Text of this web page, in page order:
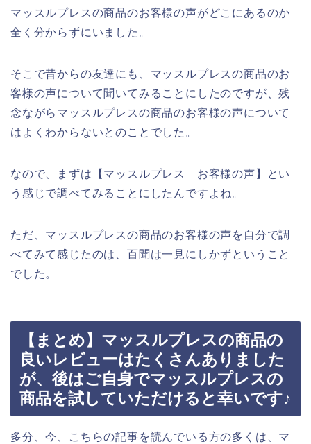
マッスルプレスの商品のお客様の声がどこにあるのか
全く分からずにいました。
そこで昔からの友達にも、マッスルプレスの商品のお
客様の声について聞いてみることにしたのですが、残
念ながらマッスルプレスの商品のお客様の声について
はよくわからないとのことでした。
なので、まずは【マッスルプレス お客様の声】とい
う感じで調べてみることにしたんですよね。
ただ、マッスルプレスの商品のお客様の声を自分で調
べてみて感じたのは、百聞は一見にしかずということ
でした。
【まとめ】マッスルプレスの商品の
良いレビューはたくさんありました
が、後はご自身でマッスルプレスの
商品を試していただけると幸いです♪
多分、今、こちらの記事を読んでいる方の多くは、マ